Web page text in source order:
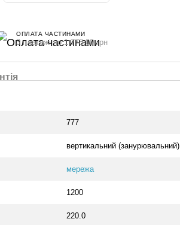
ОПЛАТА ЧАСТИНАМИ
3 платежі по 1 778.00 грн
777
вертикальний (занурювальний)
мережа
1200
220.0